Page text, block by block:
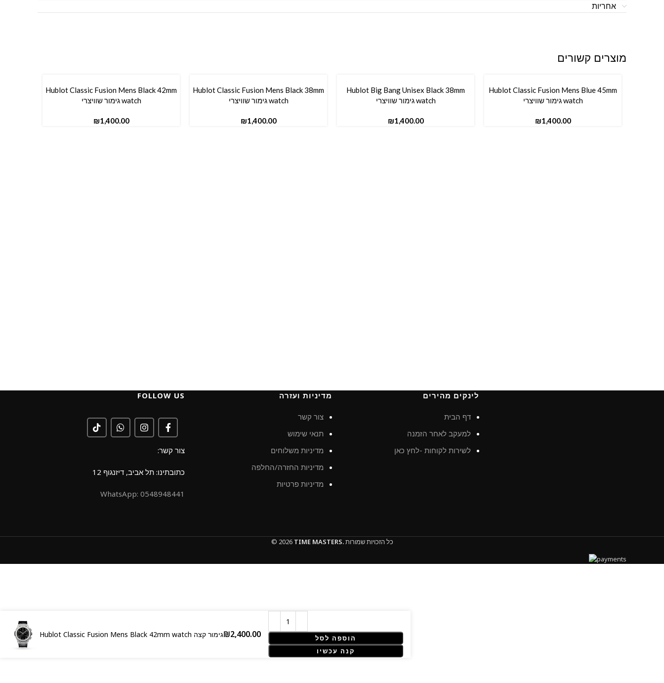
אחריות
מוצרים קשורים
הוספה לסל
Hublot Classic Fusion Mens Blue 45mm
watch גימור שוויצרי
₪
הוספה לסל
Hublot Big Bang Unisex Black 38mm
watch גימור שוויצרי
₪
הוספה לסל
Hublot Classic Fusion Mens Black 38mm
watch גימור שוויצרי
₪
הוספה לסל
Hublot Classic Fusion Mens Black 42mm
watch גימור שוויצרי
₪
לינקים מהירים
דף הבית
למעקב לאחר הזמנה
לשירות לקוחות -לחץ כאן
מדיניות ועזרה
צור קשר
תנאי שימוש
מדיניות משלוחים
מדיניות החזרה/החלפה
מדיניות פרטיות
FOLLOW US
צור קשר:
כתובתינו: תל אביב, דיזנגוף 12
0548948441 :WhatsApp
© 2026 TIME MASTERS.כל הזכויות שמורות
Hublot Classic Fusion Mens Black 42mm watch גימור קצה
הוספה לסל
קנה עכשיו